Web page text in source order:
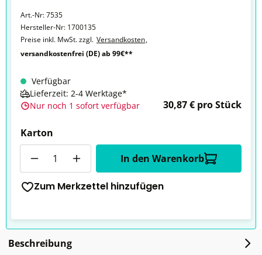
Art.-Nr:7535
Hersteller-Nr: 1700135
Preise inkl. MwSt. zzgl. Versandkosten,
versandkostenfrei (DE) ab 99€**
Verfügbar
Lieferzeit: 2-4 Werktage*
Nur noch 1 sofort verfügbar
30,87 € pro Stück
Karton
In den Warenkorb
Zum Merkzettel hinzufügen
Beschreibung